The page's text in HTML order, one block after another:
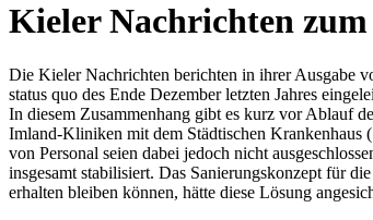
Kieler Nachrichten
Die Kieler Nachrichten berichten in ihrer Ausgabe
status quo des Ende Dezember letzten Jahres
In diesem Zusammenhang gibt es kurz vor Ablauf
Imland-Kliniken mit dem Städtischen Krankenhaus
von Personal seien dabei jedoch nicht
insgesamt stabilisiert. Das Sanierungskonzept für
erhalten bleiben können, hätte diese Lösung